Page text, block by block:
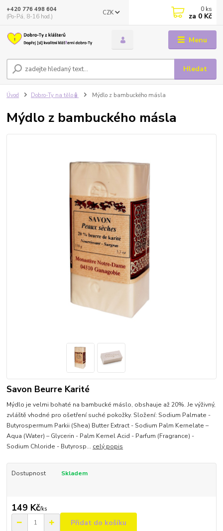
Menu
CZK
Hledat
+420 776 498 604
(Po-Pá, 8-16 hod.)
0 ks
za 0 Kč
Úvod Dobro-Ty na tělo🧴 Mýdlo z bambuckého másla
Mýdlo z bambuckého másla
Savon Beurre Karité
Mýdlo je velmi bohaté na bambucké máslo, obshauje až 20%. Je výživný,
zvláště vhodné pro ošetření suché pokožky. Složení: Sodium Palmate -
Butyrospermum Parkii (Shea) Butter Extract - Sodium Palm Kernelate –
Aqua (Water) – Glycerin - Palm Kernel Acid - Parfum (Fragrance) -
Sodium Chloride - Butyrosp... celý popis
Dostupnost Skladem
149 Kč/ks
Přidat do košíku